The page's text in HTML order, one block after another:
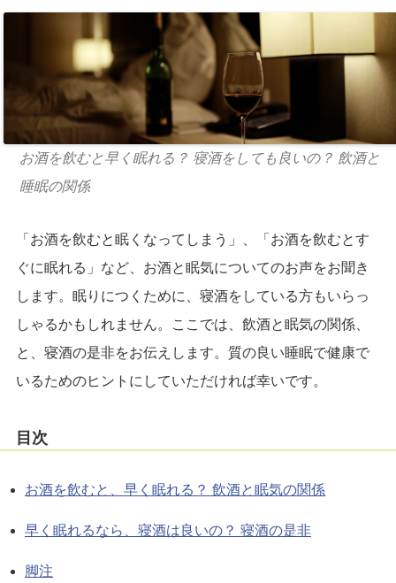
お酒を飲むと早く眠れる？ 寝酒をしても良いの？ 飲酒と
睡眠の関係
「お酒を飲むと眠くなってしまう」、「お酒を飲むとす
ぐに眠れる」など、お酒と眠気についてのお声をお聞き
します。眠りにつくために、寝酒をしている方もいらっ
しゃるかもしれません。ここでは、飲酒と眠気の関係、
と、寝酒の是非をお伝えします。質の良い睡眠で健康で
いるためのヒントにしていただければ幸いです。
目次
お酒を飲むと、早く眠れる？ 飲酒と眠気の関係
早く眠れるなら、寝酒は良いの？ 寝酒の是非
脚注